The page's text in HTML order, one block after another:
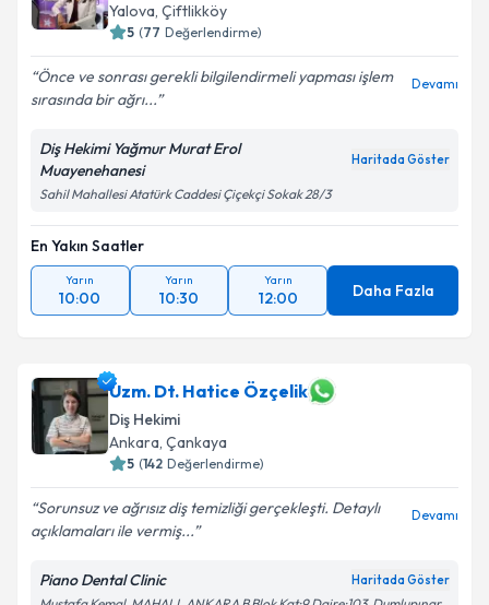
Yalova, Çiftlikköy
5 (77 Değerlendirme)
Önce ve sonrası gerekli bilgilendirmeli yapması işlem
sırasında bir ağrı...
Devamı
Diş Hekimi Yağmur Murat Erol
Muayenehanesi
Haritada Göster
Sahil Mahallesi Atatürk Caddesi Çiçekçi Sokak 28/3
En Yakın Saatler
Yarın
10:00
Yarın
10:30
Yarın
12:00 Daha Fazla
Uzm. Dt. Hatice Özçelik
Diş Hekimi
Ankara, Çankaya
5 (142 Değerlendirme)
Sorunsuz ve ağrısız diş temizliği gerçekleşti. Detaylı
açıklamaları ile vermiş...
Devamı
Piano Dental Clinic Haritada Göster